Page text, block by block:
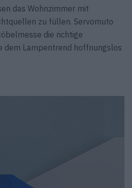
das Wohnzimmer mit
zu füllen. Servomuto
die richtige
Lampentrend hoffnungslos